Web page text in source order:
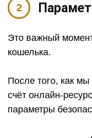
Это важный
кошелька.
После того, как
счёт онлайн-
параметры